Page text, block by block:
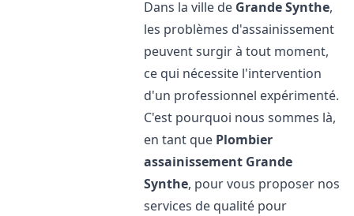
Dans la ville de Grande Synthe,
les problèmes d'assainissement
peuvent surgir à tout moment,
ce qui nécessite l'intervention
d'un professionnel expérimenté.
C'est pourquoi nous sommes là,
en tant que Plombier
assainissement Grande
Synthe, pour vous proposer nos
services de qualité pour